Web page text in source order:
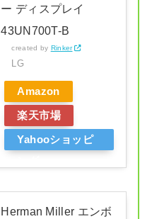
ー ディスプレイ
43UN700T-B
created by Rinker
LG
Amazon
楽天市場
Yahooショッピ
Herman Miller エンボ